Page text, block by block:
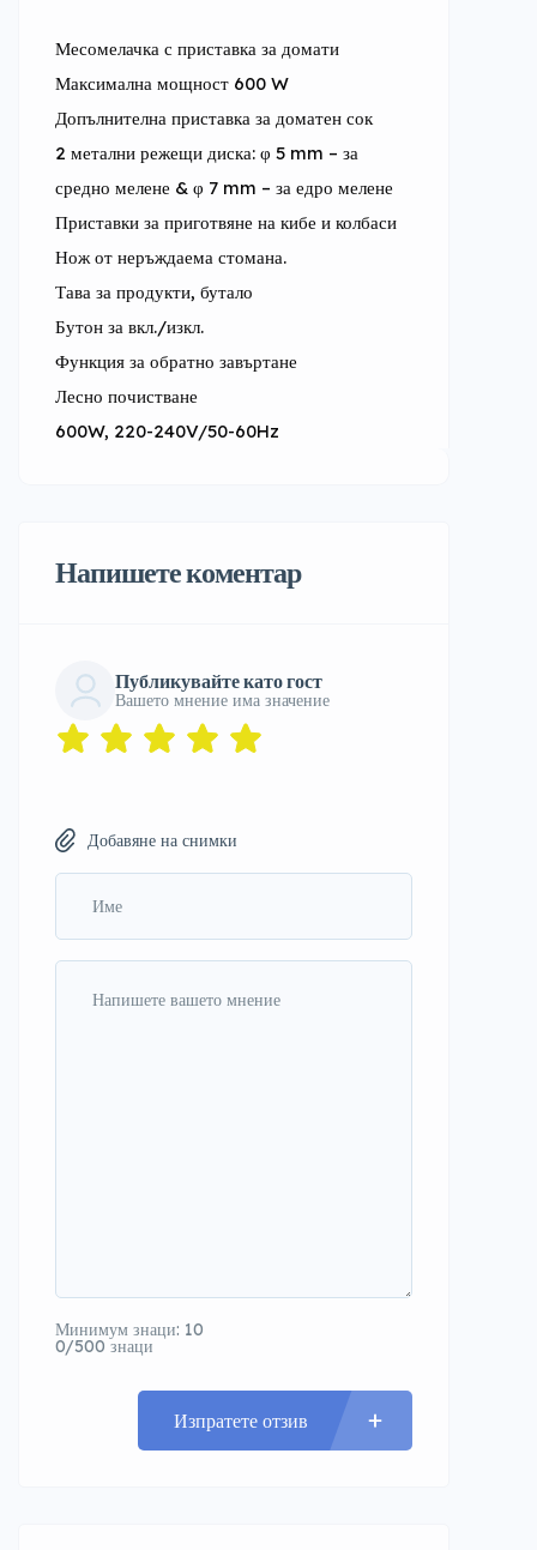
Месомелачка с приставка за домати
Максимална мощност 600 W
Допълнителна приставка за доматен сок
2 метални режещи диска: φ 5 mm – за
средно мелене & φ 7 mm – за едро мелене
Приставки за приготвяне на кибе и колбаси
Нож от неръждаема стомана.
Тава за продукти, бутало
Бутон за вкл./изкл.
Функция за обратно завъртане
Лесно почистване
600W, 220-240V/50-60Hz
Напишете коментар
Публикувайте като гост
Вашето мнение има значение
Добавяне на снимки
Минимум знаци: 10
0/500 знаци
Изпратете отзив